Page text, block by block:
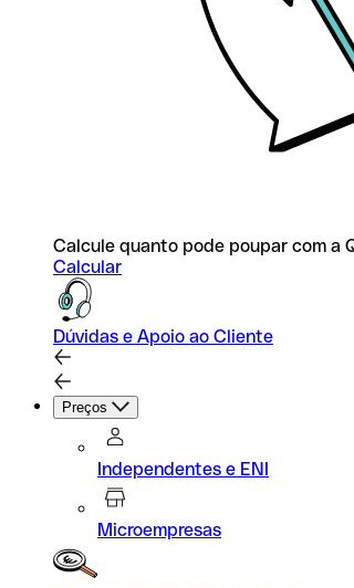
Calcule quanto pode poupar com a
Calcular
Dúvidas e Apoio ao Cliente
Preços
Independentes e ENI
Microempresas